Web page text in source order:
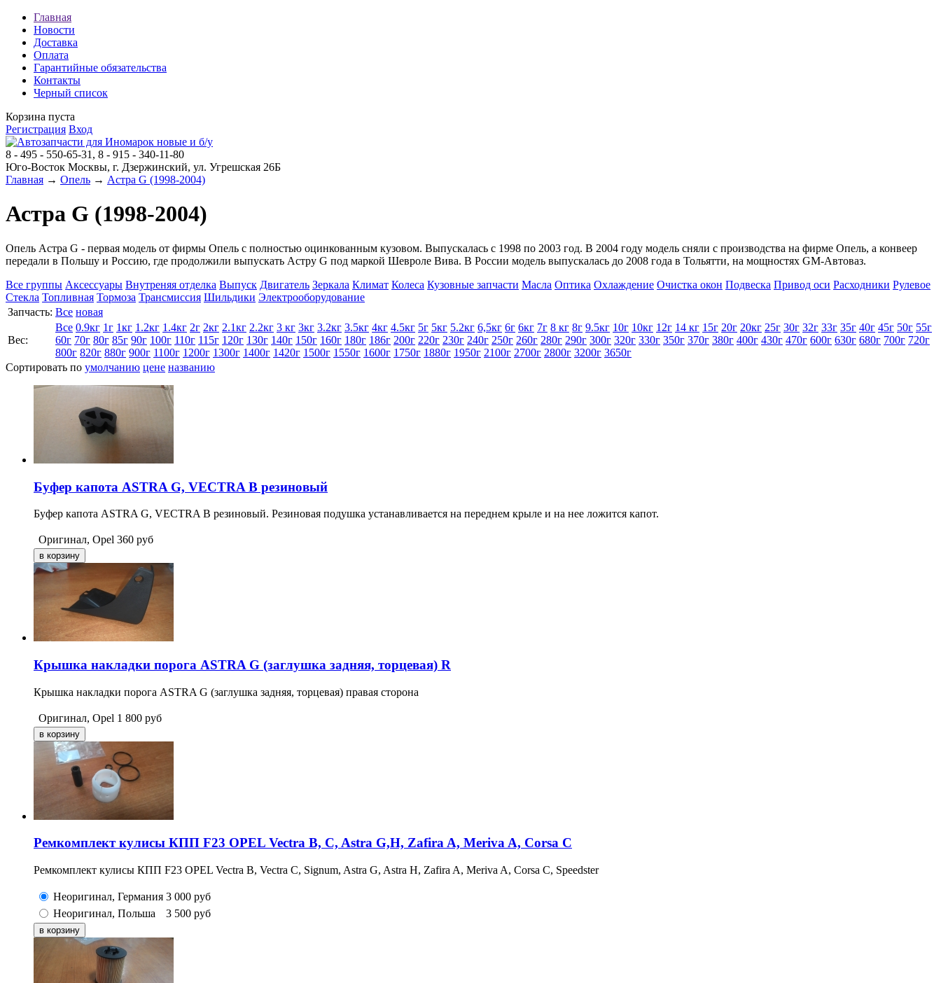
Главная
Новости
Доставка
Оплата
Гарантийные обязательства
Контакты
Черный список
Корзина пуста
Регистрация Вход
8 - 495 - 550-65-31, 8 - 915 - 340-11-80
Юго-Восток Москвы, г. Дзержинский, ул. Угрешская 26Б
Главная → Опель → Астра G (1998-2004)
Астра G (1998-2004)
Опель Астра G - первая модель от фирмы Опель с полностью оцинкованным кузовом. Выпускалась с 1998 по 2003 год. В 2004 году модель сняли с производства на фирме Опель, а конвеер
передали в Польшу и Россию, где продолжили выпускать Астру G под маркой Шевроле Вива. В России модель выпускалась до 2008 года в Тольятти, на мощностях GM-Автоваз.
Все группы Аксессуары Внутреняя отделка Выпуск Двигатель Зеркала Климат Колеса Кузовные запчасти Масла Оптика Охлаждение Очистка окон Подвеска Привод оси Расходники Рулевое
Стекла Топливная Тормоза Трансмиссия Шильдики Электрооборудование
Запчасть: Все новая
Вес:
Все 0.9кг 1г 1кг 1.2кг 1.4кг 2г 2кг 2.1кг 2.2кг 3 кг 3кг 3.2кг 3.5кг 4кг 4.5кг 5г 5кг 5.2кг 6,5кг 6г 6кг 7г 8 кг 8г 9.5кг 10г 10кг 12г 14 кг 15г 20г 20кг 25г 30г 32г 33г 35г 40г 45г 50г 55г
60г 70г 80г 85г 90г 100г 110г 115г 120г 130г 140г 150г 160г 180г 186г 200г 220г 230г 240г 250г 260г 280г 290г 300г 320г 330г 350г 370г 380г 400г 430г 470г 600г 630г 680г 700г 720г
800г 820г 880г 900г 1100г 1200г 1300г 1400г 1420г 1500г 1550г 1600г 1750г 1880г 1950г 2100г 2700г 2800г 3200г 3650г
Сортировать по умолчанию цене названию
Буфер капота ASTRA G, VECTRA B резиновый
Буфер капота ASTRA G, VECTRA B резиновый. Резиновая подушка устанавливается на переднем крыле и на нее ложится капот.
Оригинал, Opel 360 руб
Крышка накладки порога ASTRA G (заглушка задняя, торцевая) R
Крышка накладки порога ASTRA G (заглушка задняя, торцевая) правая сторона
Оригинал, Opel 1 800 руб
Ремкомплект кулисы КПП F23 OPEL Vectra B, C, Astra G,H, Zafira A, Meriva A, Corsa C
Ремкомплект кулисы КПП F23 OPEL Vectra B, Vectra C, Signum, Astra G, Astra H, Zafira A, Meriva A, Corsa C, Speedster
Неоригинал, Германия 3 000 руб
Неоригинал, Польша
3 500 руб